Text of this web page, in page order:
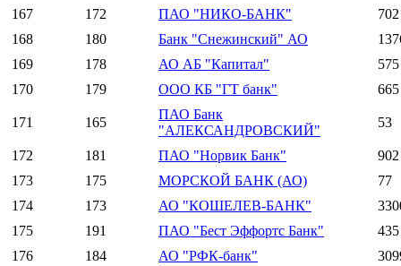
167
172 ПАО "НИКО-БАНК"
702
168
180 Банк "Снежинский" АО
169
178 АО АБ "Капитал"
575
170
179 ООО КБ "ГТ банк" 665
171 165
ПАО Банк
"АЛЕКСАНДРОВСКИЙ"
53
172 181 ПАО "Норвик Банк"
902
173
175 МОРСКОЙ БАНК (АО)
77
174
173 АО "КОШЕЛЕВ-БАНК"
175
191 ПАО "Бест Эффортс Банк"
435
176
184 АО "РФК-банк"